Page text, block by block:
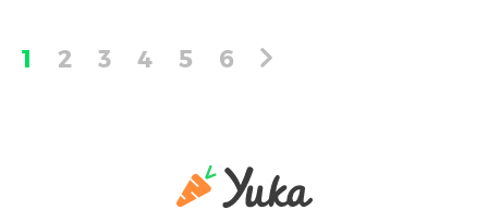
1 2 3 4 5 6